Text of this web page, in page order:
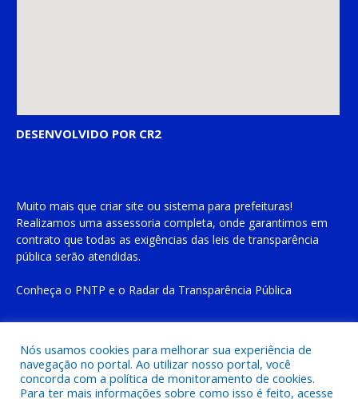
DESENVOLVIDO POR CR2
Muito mais que criar site ou sistema para prefeituras!
Realizamos uma assessoria completa, onde garantimos em
contrato que todas as exigências das leis de transparência
pública serão atendidas.
Conheça o PNTP e o Radar da Transparência Pública
Todos os direitos reservados a Prefeitura Municipal de Cachoeira
do Piriá
Nós usamos cookies para melhorar sua experiência de
navegação no portal. Ao utilizar nosso portal, você
concorda com a política de monitoramento de cookies.
Para ter mais informações sobre como isso é feito, acesse